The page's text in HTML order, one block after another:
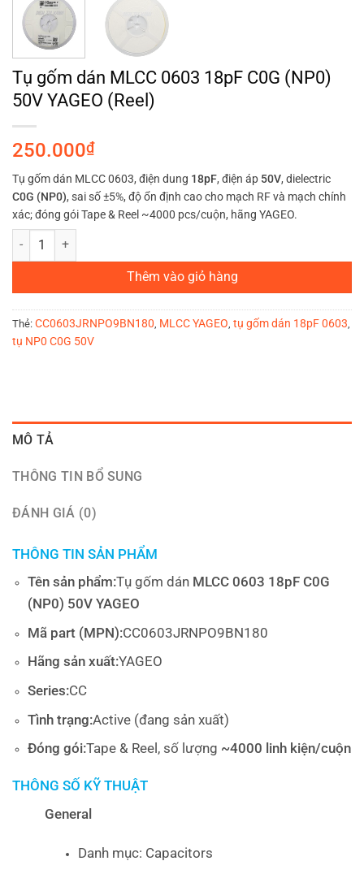
Tụ gốm dán MLCC 0603 18pF C0G (NP0)
50V YAGEO (Reel)
250.000₫
Tụ gốm dán MLCC 0603, điện dung 18pF, điện áp 50V, dielectric
C0G (NP0), sai số ±5%, độ ổn định cao cho mạch RF và mạch chính
xác; đóng gói Tape & Reel ~4000 pcs/cuộn, hãng YAGEO.
Tụ gốm dán MLCC 0603 18pF C0G (NP0) 50V YAGEO (Reel) số lượng
Thêm vào giỏ hàng
Thẻ: CC0603JRNPO9BN180, MLCC YAGEO, tụ gốm dán 18pF 0603,
tụ NP0 C0G 50V
MÔ TẢ
THÔNG TIN BỔ SUNG
ĐÁNH GIÁ (0)
THÔNG TIN SẢN PHẨM
Tên sản phẩm:Tụ gốm dán MLCC 0603 18pF C0G
(NP0) 50V YAGEO
Mã part (MPN):CC0603JRNPO9BN180
Hãng sản xuất:YAGEO
Series:CC
Tình trạng:Active (đang sản xuất)
Đóng gói:Tape & Reel, số lượng ~4000 linh kiện/cuộn
THÔNG SỐ KỸ THUẬT
General
Danh mục: Capacitors